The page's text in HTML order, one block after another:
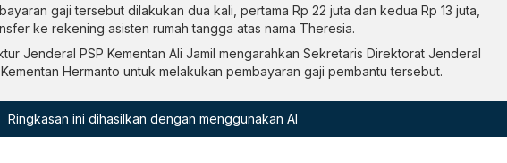
gaji tersebut dilakukan dua kali, pertama Rp 22 juta dan kedua Rp 13 juta,
ke rekening asisten rumah tangga atas nama Theresia.
Jenderal PSP Kementan Ali Jamil mengarahkan Sekretaris Direktorat Jenderal
Kementan Hermanto untuk melakukan pembayaran gaji pembantu tersebut.
Ringkasan ini dihasilkan dengan menggunakan AI